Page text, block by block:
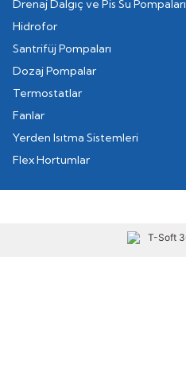
Drenaj Dalgıç ve Pis Su Pompaları
Hidrofor
Santrifüj Pompaları
Dozaj Pompalar
Termostatlar
Fanlar
Yerden Isıtma Sistemleri
Flex Hortumlar